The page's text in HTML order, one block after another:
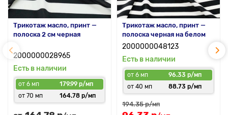
Трикотаж масло, принт —
полоска 2 см черная
2000000028965
Есть в наличии
от 6 мп
179.99 р/мп
от 70 мп
164.78 р/мп
Трикотаж масло, принт —
полоска черная на белом
2000000048123
Есть в наличии
от 6 мп
96.33 р/мп
от 40 мп
88.73 р/мп
194.35 р/мп